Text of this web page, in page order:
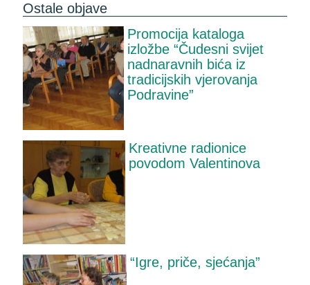
Ostale objave
Promocija kataloga
izložbe “Čudesni svijet
nadnaravnih bića iz
tradicijskih vjerovanja
Podravine”
Kreativne radionice
povodom Valentinova
“Igre, priče, sjećanja”